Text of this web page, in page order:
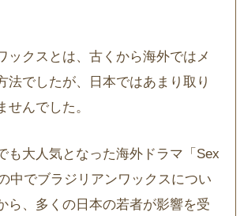
ックスとは、古くから海外ではメ
法でしたが、日本ではあまり取り
せんでした。
も大人気となった海外ドラマ「Sex
中でブラジリアンワックスについ
ら、多くの日本の若者が影響を受